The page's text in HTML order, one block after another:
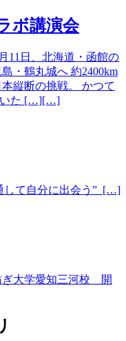
ボ講演会
11日、北海道・函館の
・鶴丸城へ 約2400km
縦断の挑戦。 かつて
いた […][…]
て自分に出会う” […]
ぎ大学愛知三河校 開